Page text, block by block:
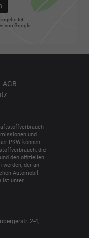
von Google.
AGB
und
PKW können
die
den offiziellen
werden, der an
Automobil
ist unter
2-4,